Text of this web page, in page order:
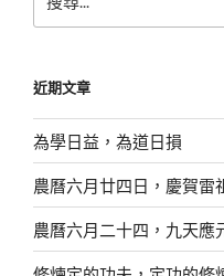
尋
字:
近期文章
為學日益，為道日損
農曆六月廿四日，慶賀雷
農曆六月二十四，九天應